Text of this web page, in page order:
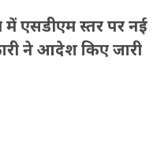
में एसडीएम स्तर पर नई
ने आदेश किए जारी